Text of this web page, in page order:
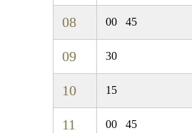
08 00 45
09 30
10 15
11 00 45